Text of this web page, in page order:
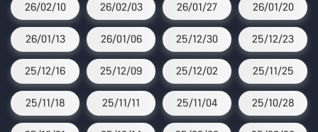
26/02/10 26/02/03 26/01/27 26/01/20
26/01/13 26/01/06 25/12/30 25/12/23
25/12/16 25/12/09 25/12/02 25/11/25
25/11/18 25/11/11 25/11/04 25/10/28